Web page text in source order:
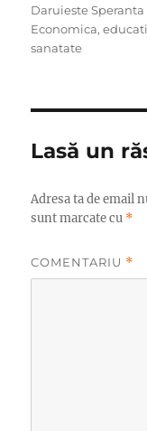
Daruieste Speranta
Economica,
sanatate
Lasă un
Adresa ta de email
sunt marcate cu *
COMENTARIU *